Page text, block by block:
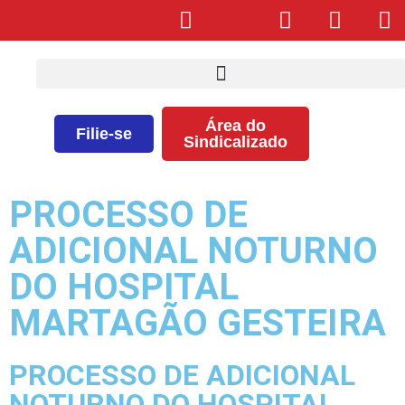
Filie-se
Área do
Sindicalizado
PROCESSO DE
ADICIONAL NOTURNO
DO HOSPITAL
MARTAGÃO GESTEIRA
PROCESSO DE ADICIONAL